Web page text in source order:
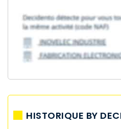
HISTORIQUE BY